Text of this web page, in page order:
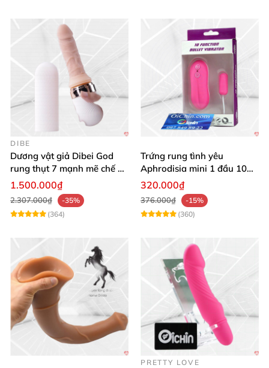
DIBE
Dương vật giả Dibei God
rung thụt 7 mạnh mẽ chế độ
tỏa nhiệt
1.500.000₫
2.307.000₫
-35%
(364)
Trứng rung tình yêu
Aphrodisia mini 1 đầu 10
chế độ rung đa năng
320.000₫
376.000₫
-15%
(360)
PRETTY LOVE